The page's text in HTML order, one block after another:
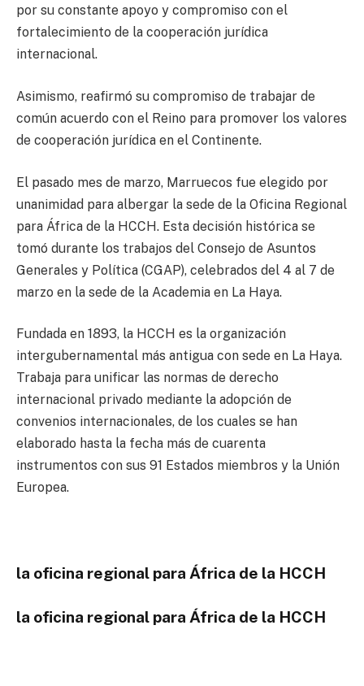
por su constante apoyo y compromiso con el
fortalecimiento de la cooperación jurídica
internacional.
Asimismo, reafirmó su compromiso de trabajar de
común acuerdo con el Reino para promover los valores
de cooperación jurídica en el Continente.
El pasado mes de marzo, Marruecos fue elegido por
unanimidad para albergar la sede de la Oficina Regional
para África de la HCCH. Esta decisión histórica se
tomó durante los trabajos del Consejo de Asuntos
Generales y Política (CGAP), celebrados del 4 al 7 de
marzo en la sede de la Academia en La Haya.
Fundada en 1893, la HCCH es la organización
intergubernamental más antigua con sede en La Haya.
Trabaja para unificar las normas de derecho
internacional privado mediante la adopción de
convenios internacionales, de los cuales se han
elaborado hasta la fecha más de cuarenta
instrumentos con sus 91 Estados miembros y la Unión
Europea.
la oficina regional para África de la HCCH
la oficina regional para África de la HCCH